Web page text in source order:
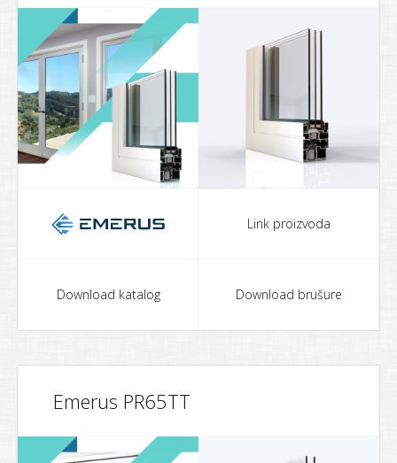
Link proizvoda
Download katalog Download brušure
Emerus PR65TT